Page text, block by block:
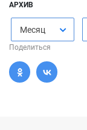
АРХИВ
Месяц
Поделиться